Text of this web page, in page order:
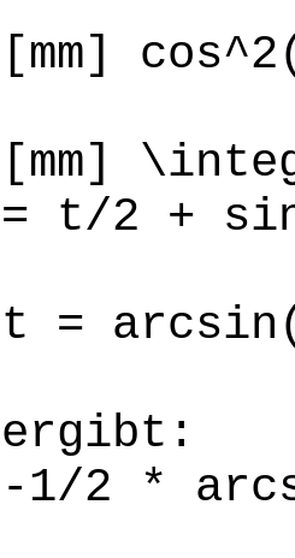
[mm]
[mm]
= t/2 +
t =
ergibt:
-1/2 *